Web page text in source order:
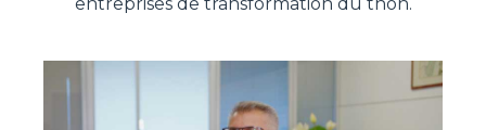
entreprises de transformation du thon.